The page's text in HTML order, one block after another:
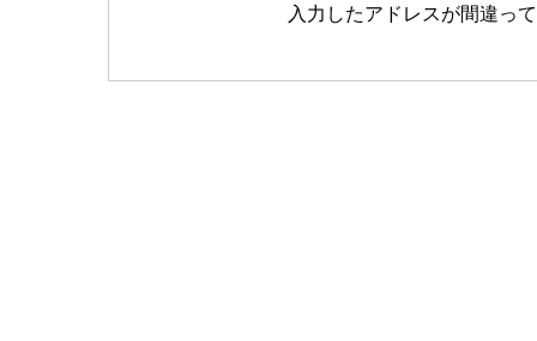
入力したアドレスが間違っ